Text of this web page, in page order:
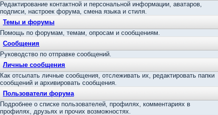
Редактирование контактной и персональной информации, аватаров,
подписи, настроек форума, смена языка и стиля.
Темы и форумы
Помощь по форумам, темам, опросам и сообщениям.
Сообщения
Руководство по отправке сообщений.
Личные сообщения
Как отсылать личные сообщения, отслеживать их, редактировать папки
сообщений и архивировать сообщения.
Пользователи форума
Подробнее о списке пользователей, профилях, комментариях в
профилях, друзьях и прочих возможностях.